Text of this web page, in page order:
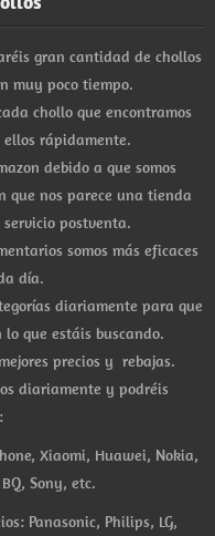
gran cantidad de chollos
muy poco tiempo.
chollo que encontramos
rápidamente.
debido a que somos
que nos parece una tienda
postventa.
somos más eficaces
día.
diariamente para que
que estáis buscando.
precios y rebajas.
diariamente y podréis
Xiaomi, Huawei, Nokia,
Sony, etc.
Panasonic, Philips, LG,